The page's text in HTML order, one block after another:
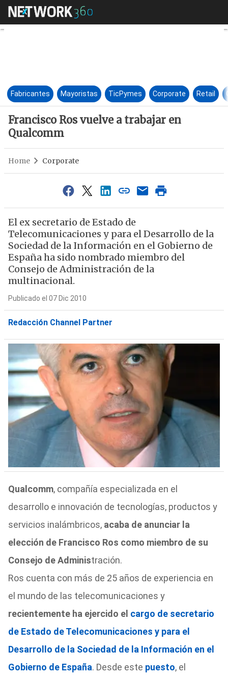
Francisco Ros vuelve a
Fabricantes Mayoristas TicPymes Corporate Retail
Francisco Ros vuelve a trabajar en
Qualcomm
Home Corporate
El ex secretario de Estado de
Telecomunicaciones y para el Desarrollo de la
Sociedad de la Información en el Gobierno de
España ha sido nombrado miembro del
Consejo de Administración de la
multinacional.
Publicado el 07 Dic 2010
Redacción Channel Partner
Qualcomm, compañía especializada en el
desarrollo e innovación de tecnologías, productos y
servicios inalámbricos, acaba de anunciar la
elección de Francisco Ros como miembro de su
Consejo de Administración.
Ros cuenta con más de 25 años de experiencia en
el mundo de las telecomunicaciones y
recientemente ha ejercido el cargo de secretario
de Estado de Telecomunicaciones y para el
Desarrollo de la Sociedad de la Información en el
Gobierno de España. Desde este puesto, el